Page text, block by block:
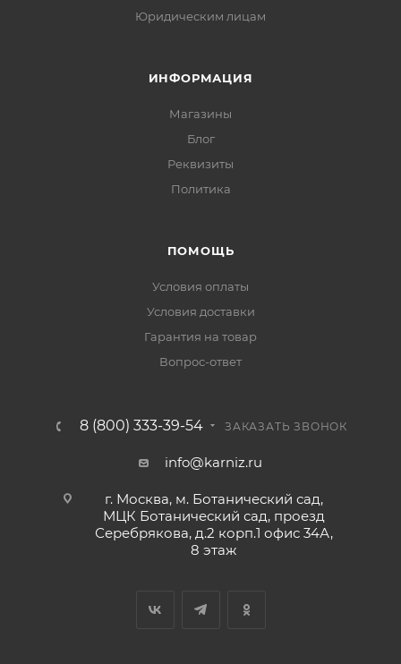
Юридическим лицам
ИНФОРМАЦИЯ
Магазины
Блог
Реквизиты
Политика
ПОМОЩЬ
Условия оплаты
Условия доставки
Гарантия на товар
Вопрос-ответ
8 (800) 333-39-54 ЗАКАЗАТЬ ЗВОНОК
info@karniz.ru
г. Москва, м. Ботанический сад,
МЦК Ботанический сад, проезд
Серебрякова, д.2 корп.1 офис 34А,
8 этаж